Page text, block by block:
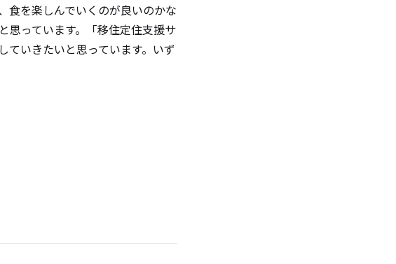
食を楽しんでいくのが良いのかな
思っています。「移住定住支援サ
ていきたいと思っています。いず